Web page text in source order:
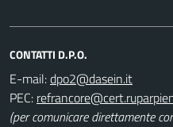
CONTATTI D.P.O.
E-mail:
PEC:
(per comunicare direttamente